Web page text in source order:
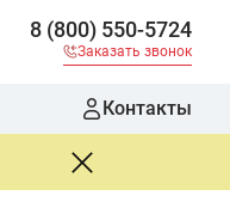
8 (800) 550-5724
Заказать звонок
Контакты